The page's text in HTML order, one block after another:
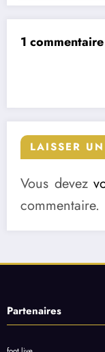
1 commentaire
LAISSER
Vous devez
commentaire.
Partenaires